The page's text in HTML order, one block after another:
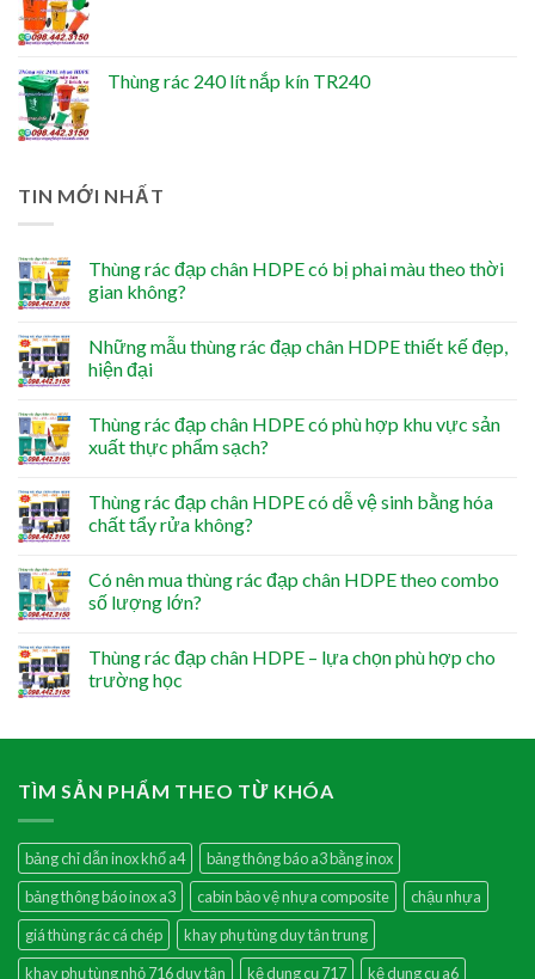
Thùng rác 240 lít nắp kín TR240
TIN MỚI NHẤT
Thùng rác đạp chân HDPE có bị phai màu theo thời
gian không?
Những mẫu thùng rác đạp chân HDPE thiết kế đẹp,
hiện đại
Thùng rác đạp chân HDPE có phù hợp khu vực sản
xuất thực phẩm sạch?
Thùng rác đạp chân HDPE có dễ vệ sinh bằng hóa
chất tẩy rửa không?
Có nên mua thùng rác đạp chân HDPE theo combo
số lượng lớn?
Thùng rác đạp chân HDPE – lựa chọn phù hợp cho
trường học
TÌM SẢN PHẨM THEO TỪ KHÓA
bảng chỉ dẫn inox khổ a4
bảng thông báo a3 bằng inox
bảng thông báo inox a3
cabin bảo vệ nhựa composite
chậu nhựa
giá thùng rác cá chép
khay phụ tùng duy tân trung
khay phụ tùng nhỏ 716 duy tân
kệ dụng cụ 717
kệ dụng cụ a6